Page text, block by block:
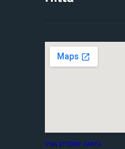
VISA STÖRRE KARTA